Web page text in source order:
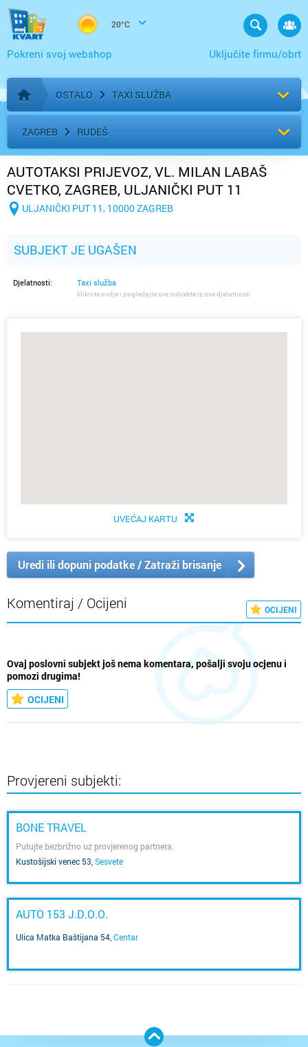
20°C
Uključite firmu/obrt
Pokreni svoj webshop
Početna stranica
OSTALO TAXI SLUŽBA
ZAGREB RUDEŠ
AUTOTAKSI PRIJEVOZ, VL. MILAN LABAŠ
CVETKO, ZAGREB, ULJANIČKI PUT 11
ULJANIČKI PUT 11, 10000 ZAGREB
SUBJEKT JE UGAŠEN
Djelatnosti: Taxi služba
kliknite ovdje i pogledajte sve subjekte iz ove djelatnosti
UVEĆAJ KARTU
Uredi ili dopuni podatke / Zatraži brisanje
Komentiraj / Ocijeni OCIJENI
Ovaj poslovni subjekt još nema komentara, pošalji svoju ocjenu i
pomozi drugima!
OCIJENI
Provjereni subjekti:
BONE TRAVEL
Putujte bezbrižno uz provjerenog partnera.
Kustošijski venec 53 Sesvete
AUTO 153 J.D.O.O.
Ulica Matka Baštijana 54 Centar